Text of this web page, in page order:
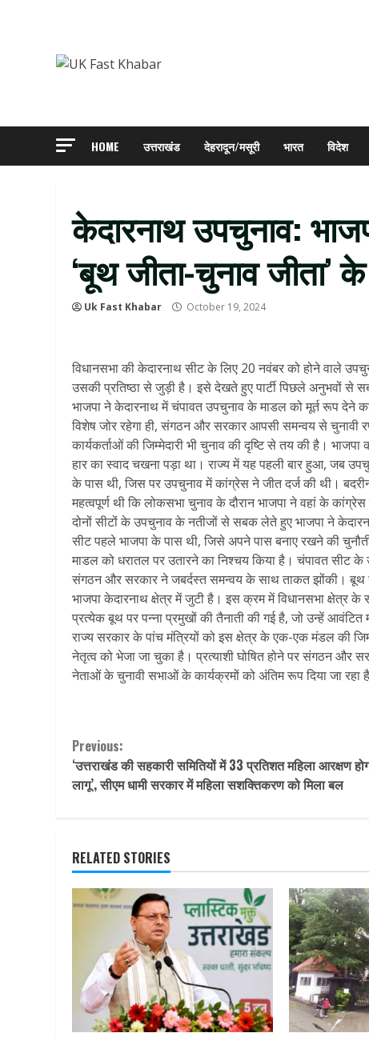
HOME उत्तराखंड देहरादून/मसूरी भारत विदेश
केदारनाथ उपचुनाव:
‘बूथ जीता-चुनाव
Uk Fast Khabar October 19, 2024
विधानसभा की केदारनाथ सीट के लिए 20 नवंबर को होने वाले
उसकी प्रतिष्ठा से जुड़ी है। इसे देखते हुए पार्टी पिछले
भाजपा ने केदारनाथ में चंपावत उपचुनाव के माडल को मूर्त रूप देने
विशेष जोर रहेगा ही, संगठन और सरकार आपसी समन्वय से
कार्यकर्ताओं की जिम्मेदारी भी चुनाव की दृष्टि से तय की है।
हार का स्वाद चखना पड़ा था। राज्य में यह पहली बार हुआ, जब
के पास थी, जिस पर उपचुनाव में कांग्रेस ने जीत दर्ज की थी।
महत्वपूर्ण थी कि लोकसभा चुनाव के दौरान भाजपा ने वहां के
दोनों सीटों के उपचुनाव के नतीजों से सबक लेते हुए भाजपा ने
सीट पहले भाजपा के पास थी, जिसे अपने पास बनाए रखने की
माडल को धरातल पर उतारने का निश्चय किया है। चंपावत सीट
संगठन और सरकार ने जबर्दस्त समन्वय के साथ ताकत झोंकी। बूथ
भाजपा केदारनाथ क्षेत्र में जुटी है। इस क्रम में विधानसभा क्षेत्र
प्रत्येक बूथ पर पन्ना प्रमुखों की तैनाती की गई है, जो उन्हें
राज्य सरकार के पांच मंत्रियों को इस क्षेत्र के एक-एक मंडल की
नेतृत्व को भेजा जा चुका है। प्रत्याशी घोषित होने पर संगठन और
नेताओं के चुनावी सभाओं के कार्यक्रमों को अंतिम रूप दिया जा रहा
Continue
Reading
Previous:
‘उत्तराखंड की सहकारी समितियों में 33 प्रतिशत महिला आरक्षण
लागू’, सीएम धामी सरकार में महिला सशक्तिकरण को मिला बल
RELATED STORIES